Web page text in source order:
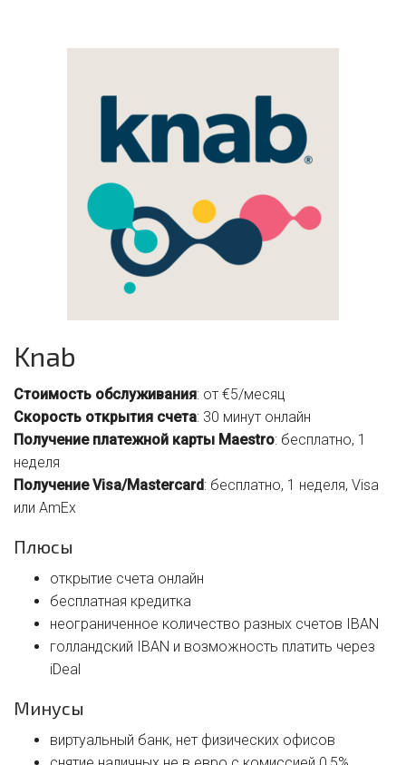
Knab
Стоимость обслуживания: от €5/месяц
Скорость открытия счета: 30 минут онлайн
Получение платежной карты Maestro: бесплатно, 1
неделя
Получение Visa/Mastercard: бесплатно, 1 неделя, Visa
или AmEx
Плюсы
открытие счета онлайн
бесплатная кредитка
неограниченное количество разных счетов IBAN
голландский IBAN и возможность платить через
iDeal
Минусы
виртуальный банк, нет физических офисов